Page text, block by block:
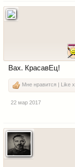
Вах. КрасавЕц!
Мне нравится | Like x
22 мар 2017